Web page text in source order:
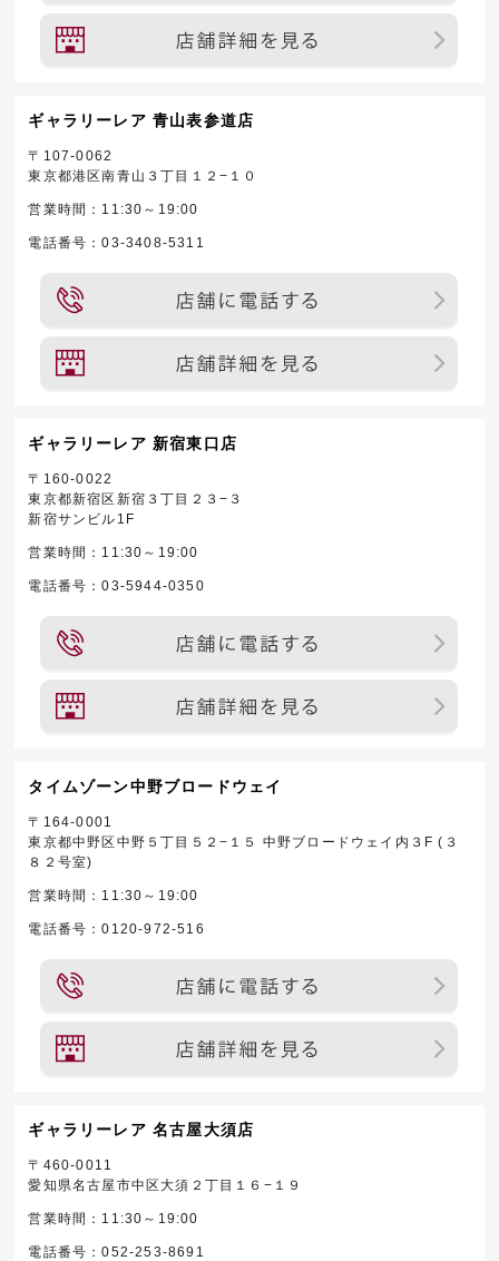
ギャラリーレア 青山表参道店
〒107-0062
東京都港区南青山３丁目１２−１０
営業時間：11:30～19:00
電話番号：03-3408-5311
ギャラリーレア 新宿東口店
〒160-0022
東京都新宿区新宿３丁目２３−３
新宿サンビル1F
営業時間：11:30～19:00
電話番号：03-5944-0350
タイムゾーン中野ブロードウェイ
〒164-0001
東京都中野区中野５丁目５２−１５ 中野ブロードウェイ内３F (３
８２号室)
営業時間：11:30～19:00
電話番号：0120-972-516
ギャラリーレア 名古屋大須店
〒460-0011
愛知県名古屋市中区大須２丁目１６−１９
営業時間：11:30～19:00
電話番号：052-253-8691